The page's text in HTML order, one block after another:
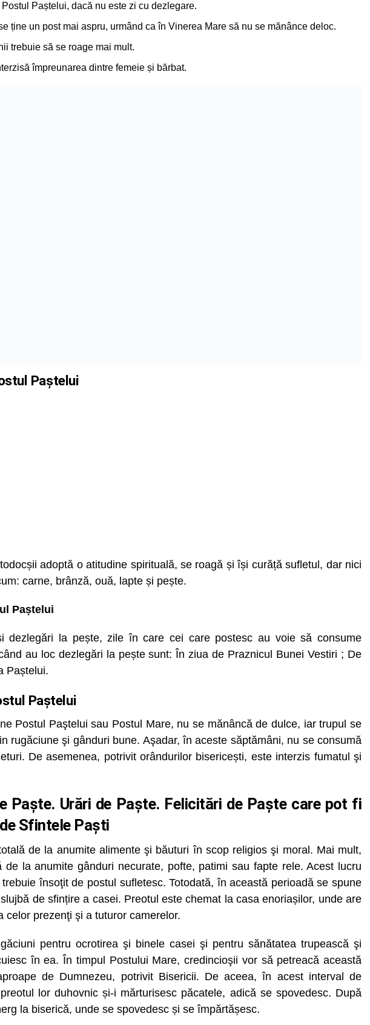
Paștelui, dacă nu este zi cu dezlegare.
ține un post mai aspru, urmând ca în Vinerea Mare să nu se mănânce deloc.
trebuie să se roage mai mult.
împreunarea dintre femeie și bărbat.
Paștelui
adoptă o atitudine spirituală, se roagă și își curăță sufletul, dar nici
carne, brânză, ouă, lapte și pește.
Paștelui
dezlegări la pește, zile în care cei care postesc au voie să consume
au loc dezlegări la pește sunt: În ziua de Praznicul Bunei Vestiri ; De
Paștelui.
Paștelui
Postul Paştelui sau Postul Mare, nu se mănâncă de dulce, iar trupul se
rugăciune şi gânduri bune. Aşadar, în aceste săptămâni, nu se consumă
De asemenea, potrivit orândurilor bisericești, este interzis fumatul şi
Paște. Urări de Paște. Felicitări de Paște care pot fi
Sfintele Paști
de la anumite alimente şi băuturi în scop religios şi moral. Mai mult,
la anumite gânduri necurate, pofte, patimi sau fapte rele. Acest lucru
însoţit de postul sufletesc. Totodată, în această perioadă se spune
de sfințire a casei. Preotul este chemat la casa enoriașilor, unde are
celor prezenţi şi a tuturor camerelor.
pentru ocrotirea şi binele casei şi pentru sănătatea trupească şi
în ea. În timpul Postului Mare, credincioşii vor să petreacă această
de Dumnezeu, potrivit Bisericii. De aceea, în acest interval de
lor duhovnic și-i mărturisesc păcatele, adică se spovedesc. După
la biserică, unde se spovedesc și se împărtășesc.